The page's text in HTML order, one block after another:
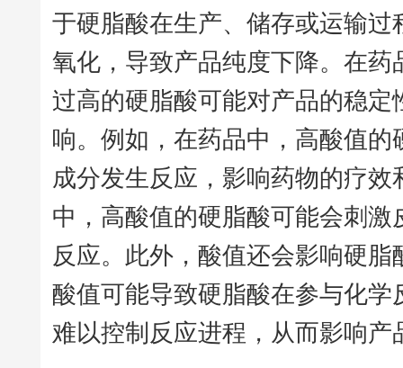
于硬脂酸在生产、储存或运输
氧化，导致产品纯度下降。在
过高的硬脂酸可能对产品的稳
响。例如，在药品中，高酸值
成分发生反应，影响药物的疗
中，高酸值的硬脂酸可能会刺
反应。此外，酸值还会影响硬
酸值可能导致硬脂酸在参与化
难以控制反应进程，从而影响产